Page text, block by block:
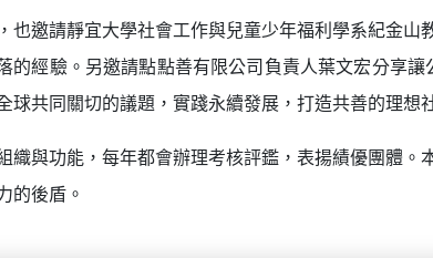
邀請靜宜大學社會工作與兒童少年福利學系紀金
經驗。另邀請點點善有限公司負責人葉文宏分享
共同關切的議題，實踐永續發展，打造共善的理想
與功能，每年都會辦理考核評鑑，表揚績優團體
的後盾。